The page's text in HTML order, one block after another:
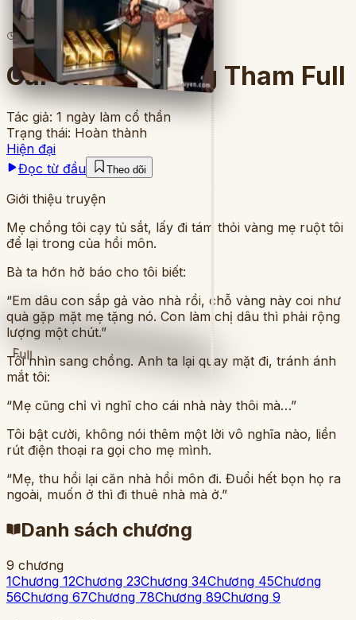
Full
6lượt đọc· 9chương
Cái Giá Của Lòng Tham Full
Tác giả: 1 ngày làm cổ thần
Trạng thái: Hoàn thành
Hiện đại
Đọc từ đầu
Theo dõi
Giới thiệu truyện
Mẹ chồng tôi cạy tủ sắt, lấy đi tám thỏi vàng mẹ ruột tôi
để lại trong của hồi môn.
Bà ta hớn hở báo cho tôi biết:
“Em dâu con sắp gả vào nhà rồi, chỗ vàng này coi như
quà gặp mặt mẹ tặng nó. Con làm chị dâu thì phải rộng
lượng một chút.”
Tôi nhìn sang chồng. Anh ta lại quay mặt đi, tránh ánh
mắt tôi:
“Mẹ cũng chỉ vì nghĩ cho cái nhà này thôi mà…”
Tôi bật cười, không nói thêm một lời vô nghĩa nào, liền
rút điện thoại ra gọi cho mẹ mình.
“Mẹ, thu hồi lại căn nhà hồi môn đi. Đuổi hết bọn họ ra
ngoài, muốn ở thì đi thuê nhà mà ở.”
Danh sách chương
9 chương
1Chương 12Chương 23Chương 34Chương 45Chương
56Chương 67Chương 78Chương 89Chương 9